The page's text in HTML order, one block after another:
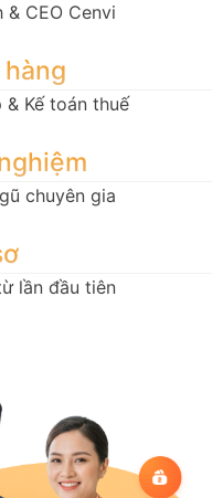
CEO Cenvi
Kế toán thuế
chuyên gia
lần đầu tiên